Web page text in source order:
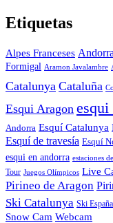
Etiquetas
Alpes Franceses Andorra
Formigal Aramon Javalambre
Catalunya Cataluña
Esqui Aragon esqui
Andorra Esquí Catalunya
Esquí de travesía Esquí
esqui en andorra estaciones
Tour Juegos Olímpicos Live
Pirineo de Aragon
Ski Catalunya Ski España
Snow Cam Webcam